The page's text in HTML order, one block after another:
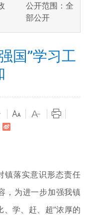
公开范围：全
部公开
国”学习工
镇落实意识形态责任
，为进一步加强我镇
、学、赶、超”浓厚的